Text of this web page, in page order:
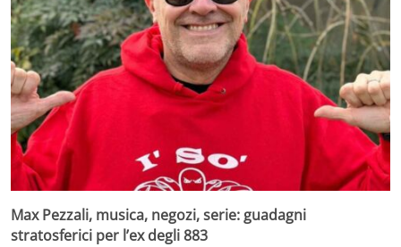
Max Pezzali, musica, negozi, serie: guadagni
stratosferici per l’ex degli 883